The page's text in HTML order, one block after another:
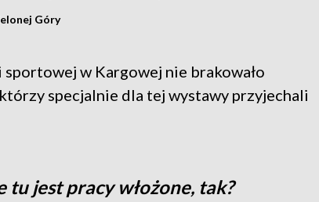
Góry
w Kargowej nie brakowało
specjalnie dla tej wystawy przyjechali
tu jest pracy włożone, tak?